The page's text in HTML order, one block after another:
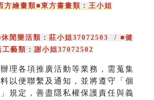
方繪畫類■東方書畫類 ：王小姐
休閒樂活類：莊小姐37072503 / ■健
工藝類：謝小姐37072502
項推廣活動等業務，需蒐集
以便聯繫及通知，並將遵守「個
規定，善盡隱私權保護責任與義